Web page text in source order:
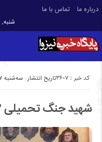
درباره ما تماس با ما
شنبه, ۱۷ مرداد , ۱۴۰۵
تاریخ انتشار : سه‌شنبه ۷ مرداد ۱۴۰۴ - ۱۷:۱۳ کد خبر : 3607
شهید جنگ تحمیلی ۱۲ روزه گرمساری بودند